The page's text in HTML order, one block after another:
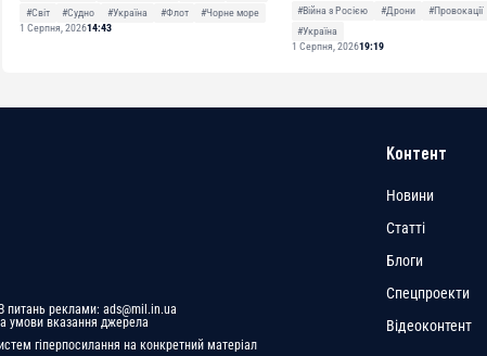
#Світ
#Судно #Україна #Флот
#Чорне море
1 Серпня, 202614:43
#Війна з Росією #Дрони #Провокації
#Україна
1 Серпня, 202619:19
питань реклами: ads@mil.in.ua
умови вказання джерела
гіперпосилання на конкретний матеріал
Контент
Новини
Статті
Блоги
Спецпроекти
Відеоконтент